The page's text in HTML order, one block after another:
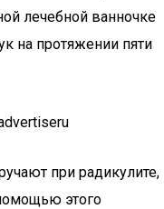
лечебной ванночке
на протяжении пяти
при радикулите,
этого